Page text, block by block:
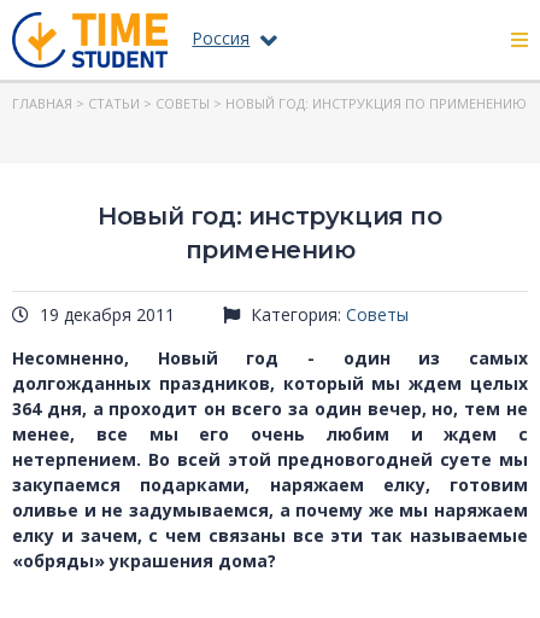
Россия
ГЛАВНАЯ > СТАТЬИ > СОВЕТЫ > НОВЫЙ ГОД: ИНСТРУКЦИЯ ПО ПРИМЕНЕНИЮ
Новый год: инструкция по
применению
19 декабря 2011 Категория: Советы
Несомненно, Новый год - один из самых
долгожданных праздников, который мы ждем целых
364 дня, а проходит он всего за один вечер, но, тем не
менее, все мы его очень любим и ждем с
нетерпением. Во всей этой предновогодней суете мы
закупаемся подарками, наряжаем елку, готовим
оливье и не задумываемся, а почему же мы наряжаем
елку и зачем, с чем связаны все эти так называемые
«обряды» украшения дома?